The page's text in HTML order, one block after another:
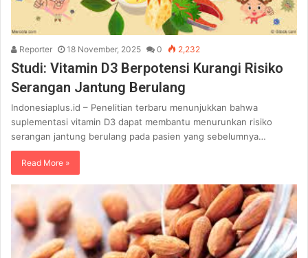
Reporter 18 November, 2025 0 2,232
Studi: Vitamin D3 Berpotensi Kurangi Risiko
Serangan Jantung Berulang
Indonesiaplus.id – Penelitian terbaru menunjukkan bahwa
suplementasi vitamin D3 dapat membantu menurunkan risiko
serangan jantung berulang pada pasien yang sebelumnya…
Read More »